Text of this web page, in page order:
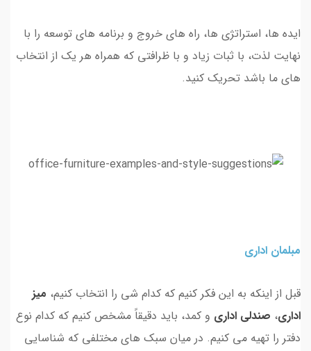
ایده ها، استراتژی ها، راه های خروج و برنامه های توسعه را با
نهایت لذت، با ثبات زیاد و با ظرافتی که همراه هر یک از انتخاب
های ما باشد تحریک کنید.
مبلمان اداری
قبل از اینکه به این فکر کنیم که کدام شی را انتخاب کنیم، میز
اداری، صندلی اداری و کمد، باید دقیقاً مشخص کنیم که کدام نوع
دفتر را تهیه می کنیم. در میان سبک های مختلفی که شناسایی